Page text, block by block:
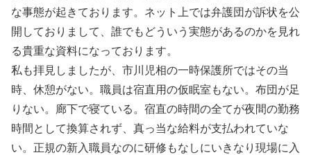
な事態が起きております。ネット上では弁護団が訴状を公
開しておりまして、誰でもどういう実態があるのかを見れ
る貴重な資料になっております。
私も拝見しましたが、市川児相の一時保護所ではその当
時、休憩がない。職員は宿直用の仮眠室もない。布団が足
りない。廊下で寝ている。宿直の時間の全てが夜間の勤務
時間として換算されず、真っ当な給料が支払われていな
い。正規の新入職員なのに研修もなしにいきなり現場に入